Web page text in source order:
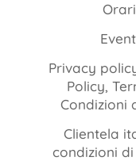
Orari
Privacy
Policy,
Condizioni
Clientela
condizioni